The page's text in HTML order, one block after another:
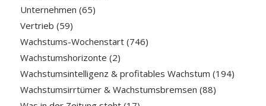
Unternehmen (65)
Vertrieb (59)
Wachstums-Wochenstart(746)
Wachstumshorizonte (2)
Wachstumsintelligenz & profitables Wachstum (194)
Wachstumsirrtümer & Wachstumsbremsen (88)